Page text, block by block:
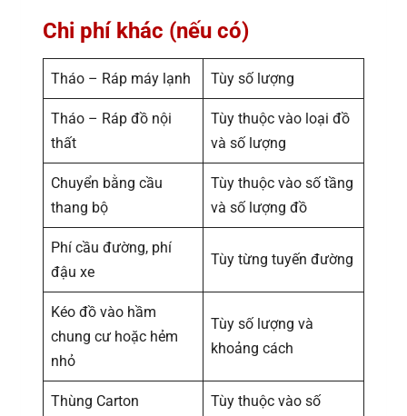
Chi phí khác (nếu có)
Tháo – Ráp máy lạnh Tùy số lượng
Tháo – Ráp đồ nội
thất
Tùy thuộc vào loại đồ
và số lượng
Chuyển bằng cầu
thang bộ
Tùy thuộc vào số tầng
và số lượng đồ
Phí cầu đường, phí
đậu xe
Tùy từng tuyến đường
Kéo đồ vào hầm
chung cư hoặc hẻm
nhỏ
Tùy số lượng và
khoảng cách
Thùng Carton
Tùy thuộc vào số